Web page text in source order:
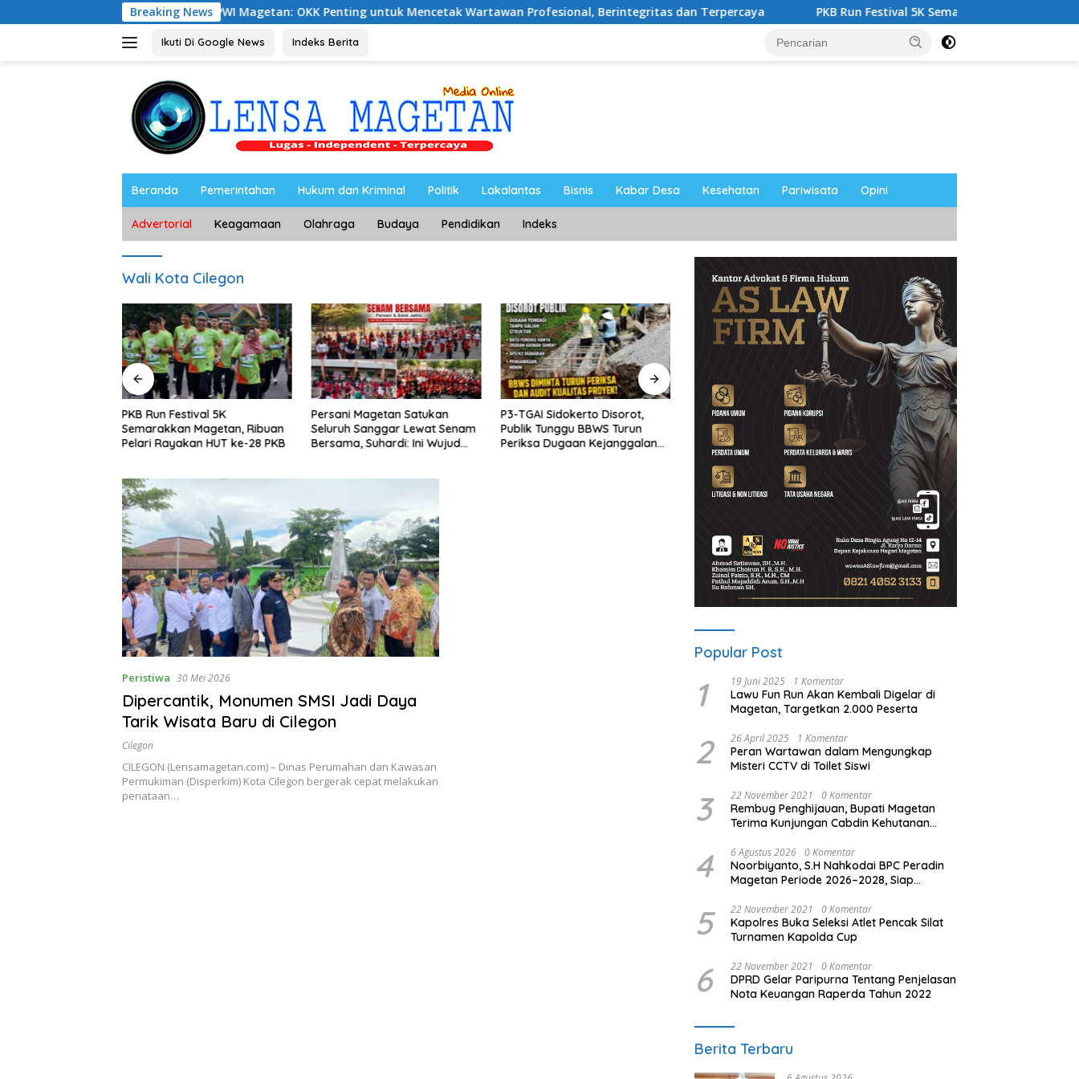
ke
Breaking News
Ketua PWI Magetan: OKK Penting untuk Mencetak Wartawan Profesional, Berintegritas dan Terpercaya PKB Run Festival 5K Semarakkan Magetan, Ribuan Pelari
Ikuti Di Google News Indeks Berita
Beranda Pemerintahan Hukum dan Kriminal Politik Lakalantas Bisnis Kabar Desa Kesehatan Pariwisata Opini
Advertorial Keagamaan Olahraga Budaya Pendidikan Indeks
Wali Kota Cilegon
PKB Run Festival 5K
Semarakkan Magetan, Ribuan
Pelari Rayakan HUT ke-28 PKB
Persani Magetan Satukan
Seluruh Sanggar Lewat Senam
Bersama, Suhardi: Ini Wujud
P3-TGAI Sidokerto Disorot,
Publik Tunggu BBWS Turun
Periksa Dugaan Kejanggalan
Dana Guyub Rukun Program
Bupati-Wakil Bupati Magetan
Mulai Dirasakan Warga Desa
Wates
Apakah Debt Collector Bisa
Dipidana?
Peristiwa 30 Mei 2026
Dipercantik, Monumen SMSI Jadi Daya
Tarik Wisata Baru di Cilegon
Cilegon
CILEGON (Lensamagetan.com) – Dinas Perumahan dan Kawasan
Permukiman (Disperkim) Kota Cilegon bergerak cepat melakukan
penataan…
Popular Post
1 19 Juni 2025 1 Komentar
Lawu Fun Run Akan Kembali Digelar di
Magetan, Targetkan 2.000 Peserta
2 26 April 2025 1 Komentar
Peran Wartawan dalam Mengungkap
Misteri CCTV di Toilet Siswi
3 22 November 2021 0 Komentar
Rembug Penghijauan, Bupati Magetan
Terima Kunjungan Cabdin Kehutanan
4 6 Agustus 2026 0 Komentar
Noorbiyanto, S.H Nahkodai BPC Peradin
Magetan Periode 2026–2028, Siap
5 22 November 2021 0 Komentar
Kapolres Buka Seleksi Atlet Pencak Silat
Turnamen Kapolda Cup
6 22 November 2021 0 Komentar
DPRD Gelar Paripurna Tentang Penjelasan
Nota Keuangan Raperda Tahun 2022
Berita Terbaru